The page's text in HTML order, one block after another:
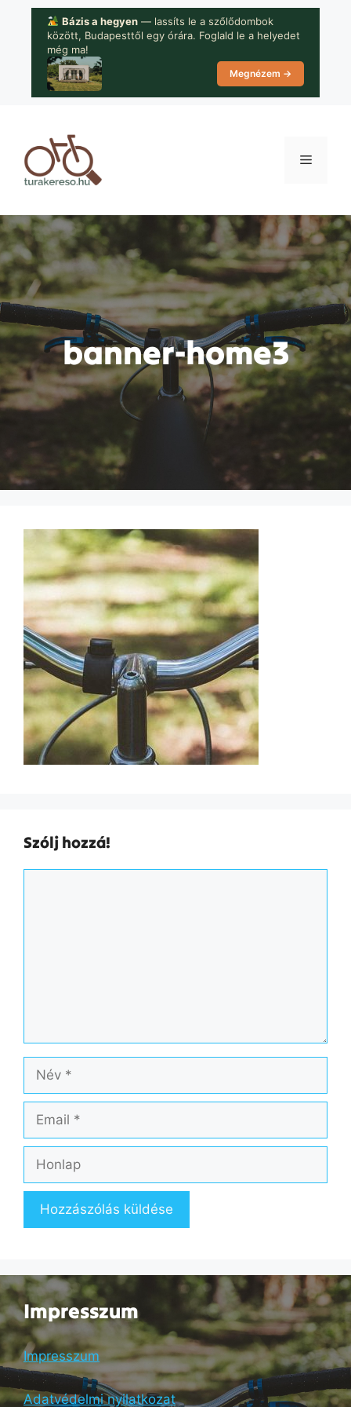
Kilépés
tartalomba
Bázis a hegyen— lassíts le a szőlődombok
között, Budapesttől egy órára. Foglald le a helyedet
még ma!
Megnézem →
Menü
banner-home3
Szólj hozzá!
Név
Email
Honlap
Impresszum
Impresszum
Adatvédelmi nyilatkozat